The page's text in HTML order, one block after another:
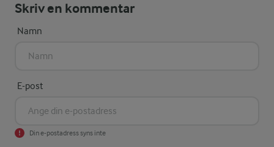
Skriv en kommentar
Namn
E-post
Din e-postadress syns inte